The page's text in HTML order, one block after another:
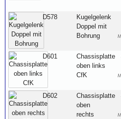
D578
Kugelgelenk
Doppel mit
Bohrung
D601
Chassisplatte
oben links
CfK
D602
Chassisplatte
oben
rechts